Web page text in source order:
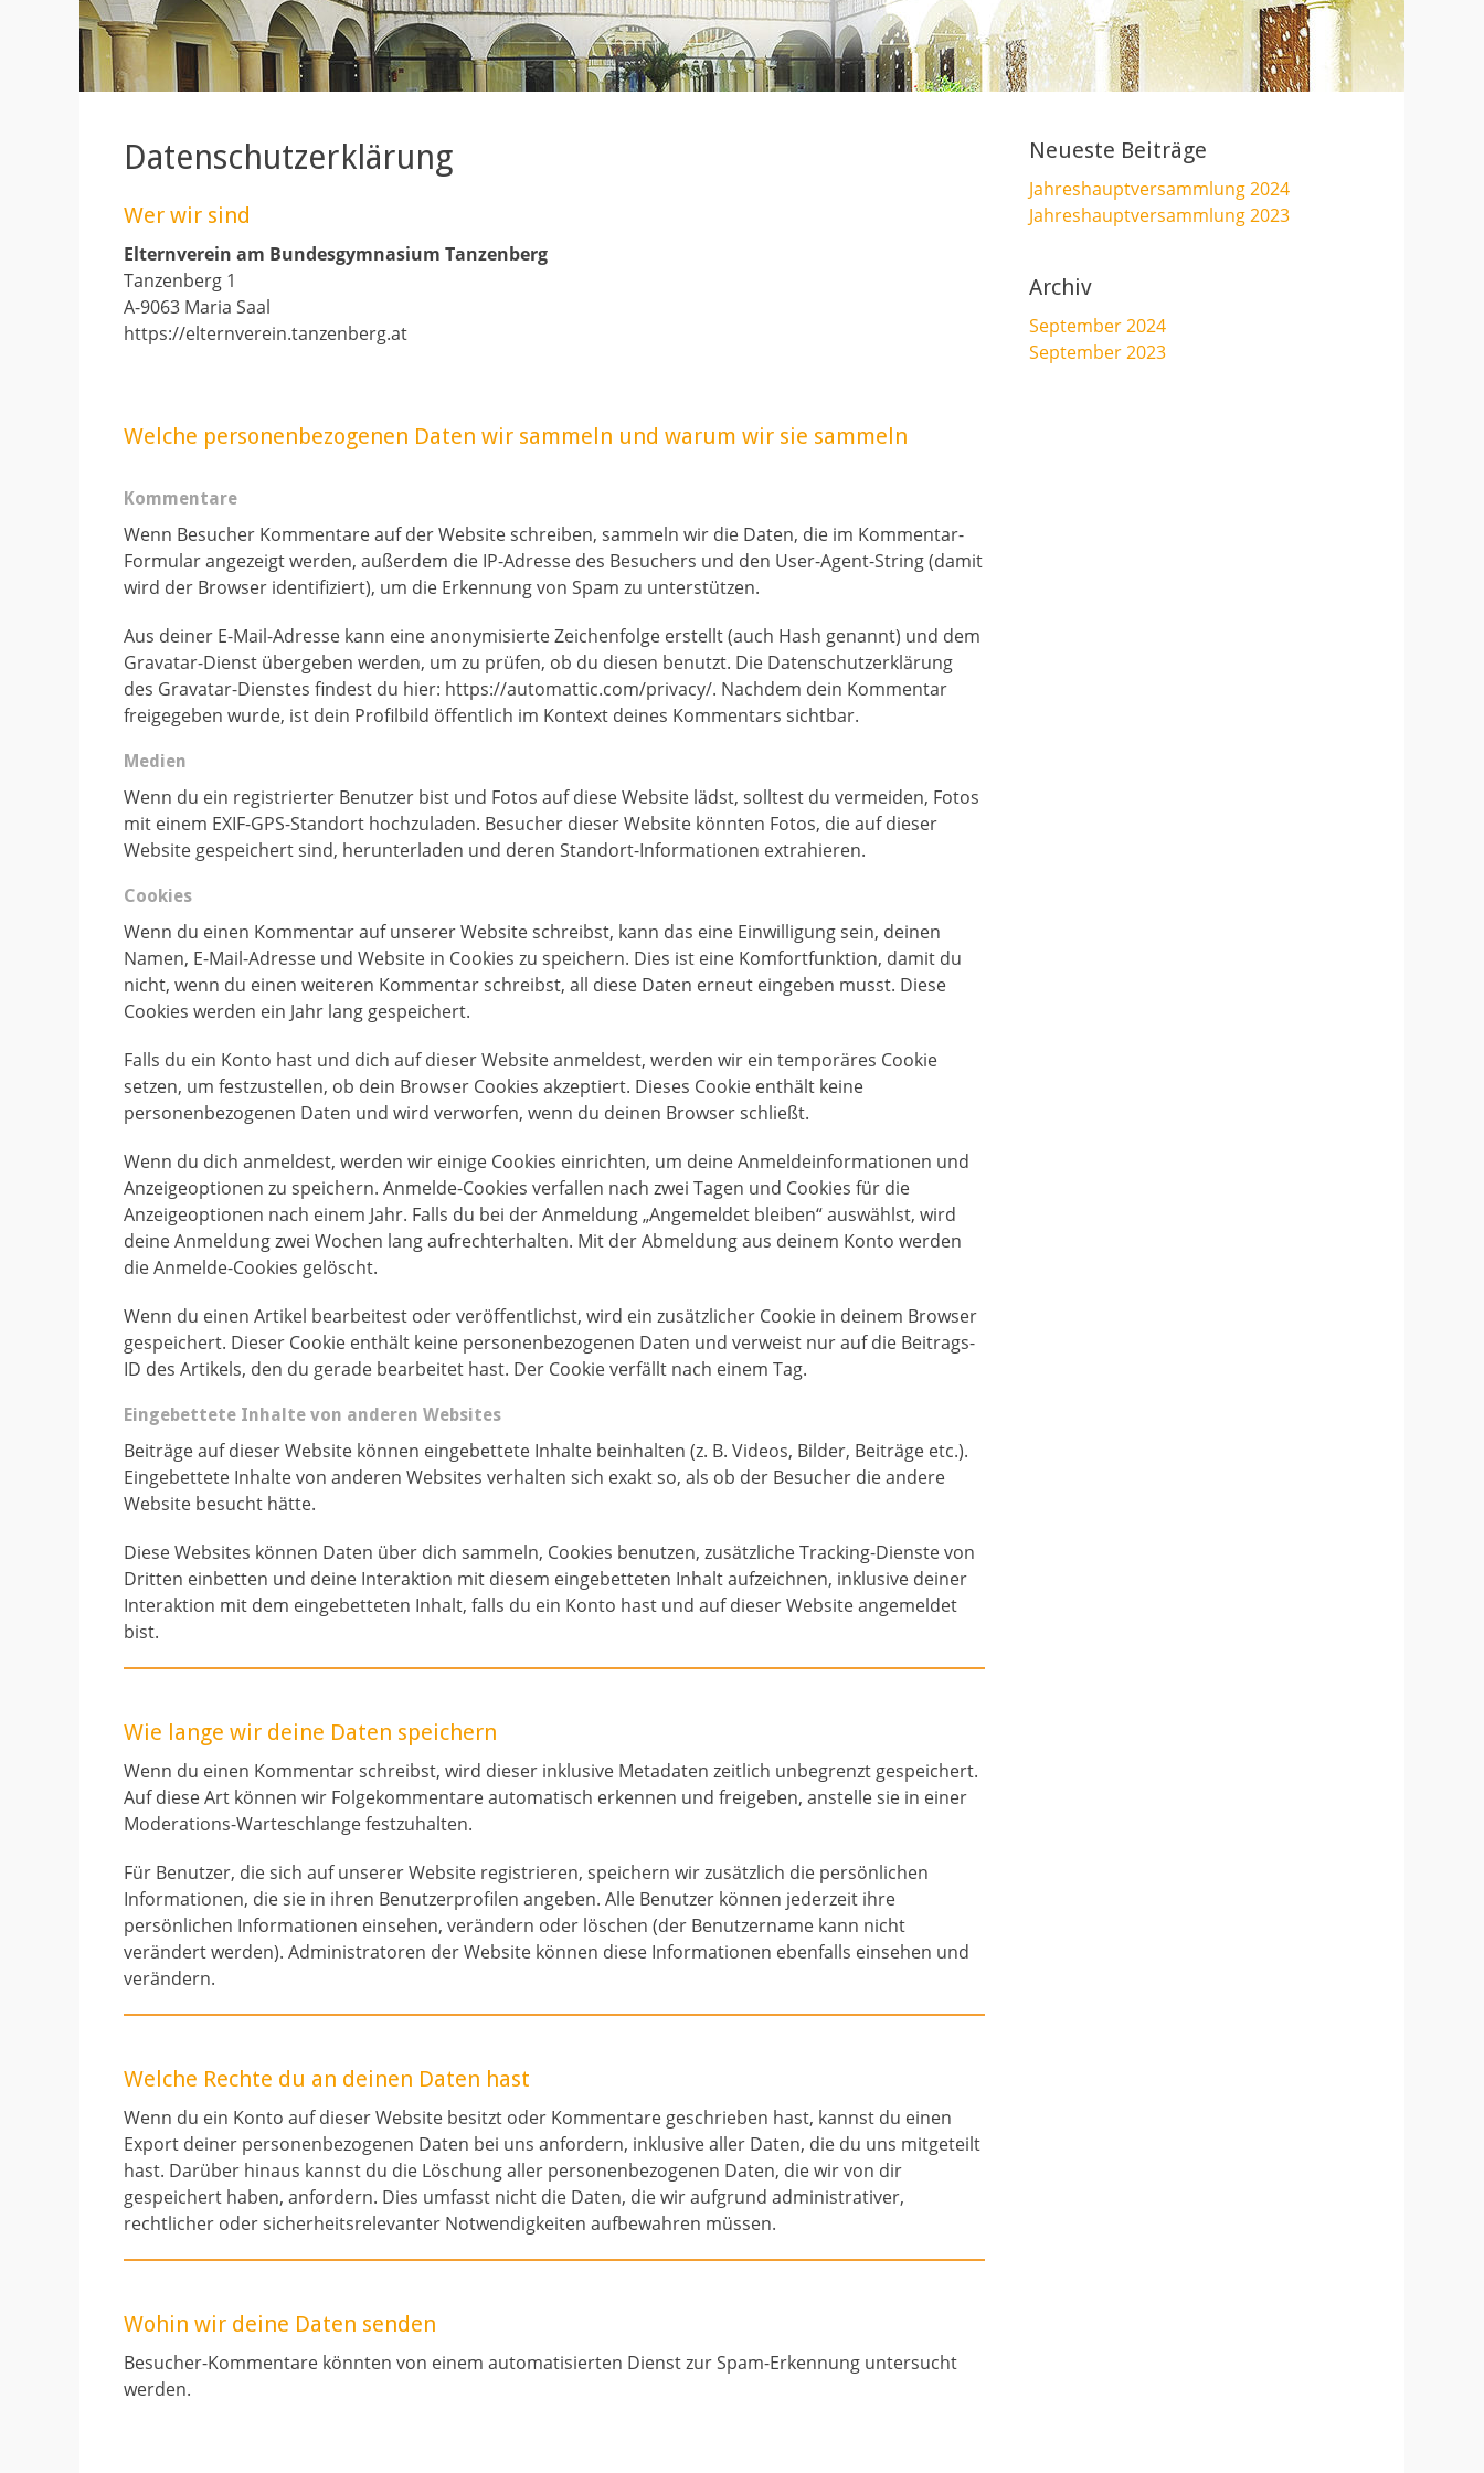
Datenschutzerklärung
Wer wir sind
Elternverein am Bundesgymnasium Tanzenberg
Tanzenberg 1
A-9063 Maria Saal
https://elternverein.tanzenberg.at
Welche personenbezogenen Daten wir sammeln und warum wir sie sammeln
Kommentare
Wenn Besucher Kommentare auf der Website schreiben, sammeln wir die Daten, die im Kommentar-
Formular angezeigt werden, außerdem die IP-Adresse des Besuchers und den User-Agent-String (damit
wird der Browser identifiziert), um die Erkennung von Spam zu unterstützen.
Aus deiner E-Mail-Adresse kann eine anonymisierte Zeichenfolge erstellt (auch Hash genannt) und dem
Gravatar-Dienst übergeben werden, um zu prüfen, ob du diesen benutzt. Die Datenschutzerklärung
des Gravatar-Dienstes findest du hier: https://automattic.com/privacy/. Nachdem dein Kommentar
freigegeben wurde, ist dein Profilbild öffentlich im Kontext deines Kommentars sichtbar.
Medien
Wenn du ein registrierter Benutzer bist und Fotos auf diese Website lädst, solltest du vermeiden, Fotos
mit einem EXIF-GPS-Standort hochzuladen. Besucher dieser Website könnten Fotos, die auf dieser
Website gespeichert sind, herunterladen und deren Standort-Informationen extrahieren.
Cookies
Wenn du einen Kommentar auf unserer Website schreibst, kann das eine Einwilligung sein, deinen
Namen, E-Mail-Adresse und Website in Cookies zu speichern. Dies ist eine Komfortfunktion, damit du
nicht, wenn du einen weiteren Kommentar schreibst, all diese Daten erneut eingeben musst. Diese
Cookies werden ein Jahr lang gespeichert.
Falls du ein Konto hast und dich auf dieser Website anmeldest, werden wir ein temporäres Cookie
setzen, um festzustellen, ob dein Browser Cookies akzeptiert. Dieses Cookie enthält keine
personenbezogenen Daten und wird verworfen, wenn du deinen Browser schließt.
Wenn du dich anmeldest, werden wir einige Cookies einrichten, um deine Anmeldeinformationen und
Anzeigeoptionen zu speichern. Anmelde-Cookies verfallen nach zwei Tagen und Cookies für die
Anzeigeoptionen nach einem Jahr. Falls du bei der Anmeldung „Angemeldet bleiben“ auswählst, wird
deine Anmeldung zwei Wochen lang aufrechterhalten. Mit der Abmeldung aus deinem Konto werden
die Anmelde-Cookies gelöscht.
Wenn du einen Artikel bearbeitest oder veröffentlichst, wird ein zusätzlicher Cookie in deinem Browser
gespeichert. Dieser Cookie enthält keine personenbezogenen Daten und verweist nur auf die Beitrags-
ID des Artikels, den du gerade bearbeitet hast. Der Cookie verfällt nach einem Tag.
Eingebettete Inhalte von anderen Websites
Beiträge auf dieser Website können eingebettete Inhalte beinhalten (z. B. Videos, Bilder, Beiträge etc.).
Eingebettete Inhalte von anderen Websites verhalten sich exakt so, als ob der Besucher die andere
Website besucht hätte.
Diese Websites können Daten über dich sammeln, Cookies benutzen, zusätzliche Tracking-Dienste von
Dritten einbetten und deine Interaktion mit diesem eingebetteten Inhalt aufzeichnen, inklusive deiner
Interaktion mit dem eingebetteten Inhalt, falls du ein Konto hast und auf dieser Website angemeldet
bist.
Wie lange wir deine Daten speichern
Wenn du einen Kommentar schreibst, wird dieser inklusive Metadaten zeitlich unbegrenzt gespeichert.
Auf diese Art können wir Folgekommentare automatisch erkennen und freigeben, anstelle sie in einer
Moderations-Warteschlange festzuhalten.
Für Benutzer, die sich auf unserer Website registrieren, speichern wir zusätzlich die persönlichen
Informationen, die sie in ihren Benutzerprofilen angeben. Alle Benutzer können jederzeit ihre
persönlichen Informationen einsehen, verändern oder löschen (der Benutzername kann nicht
verändert werden). Administratoren der Website können diese Informationen ebenfalls einsehen und
verändern.
Welche Rechte du an deinen Daten hast
Wenn du ein Konto auf dieser Website besitzt oder Kommentare geschrieben hast, kannst du einen
Export deiner personenbezogenen Daten bei uns anfordern, inklusive aller Daten, die du uns mitgeteilt
hast. Darüber hinaus kannst du die Löschung aller personenbezogenen Daten, die wir von dir
gespeichert haben, anfordern. Dies umfasst nicht die Daten, die wir aufgrund administrativer,
rechtlicher oder sicherheitsrelevanter Notwendigkeiten aufbewahren müssen.
Wohin wir deine Daten senden
Besucher-Kommentare könnten von einem automatisierten Dienst zur Spam-Erkennung untersucht
werden.
Neueste Beiträge
Jahreshauptversammlung 2024
Jahreshauptversammlung 2023
Archiv
September 2024
September 2023